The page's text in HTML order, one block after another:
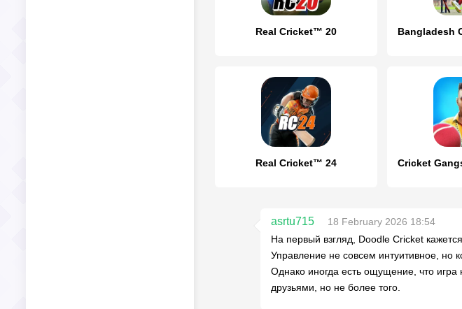
Real Cricket™ 20
Real Cricket™ 24
asrtu715
18 February 2026 18:54
На первый взгляд, Doodle Cricket
Управление не совсем интуитивное, но
Однако иногда есть ощущение, что игра
друзьями, но не более того.